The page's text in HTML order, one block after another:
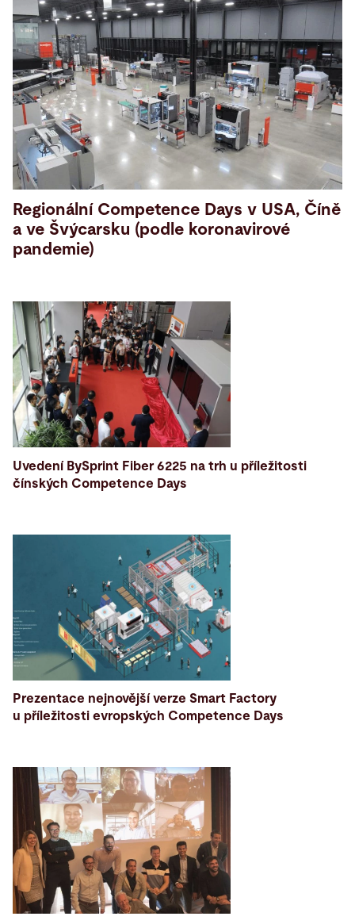
Regionální Competence Days v USA, Číně
a ve Švýcarsku (podle koronavirové
pandemie)
Uvedení BySprint Fiber 6225 na trh u příležitosti
čínských Competence Days
Prezentace nejnovější verze Smart Factory
u příležitosti evropských Competence Days